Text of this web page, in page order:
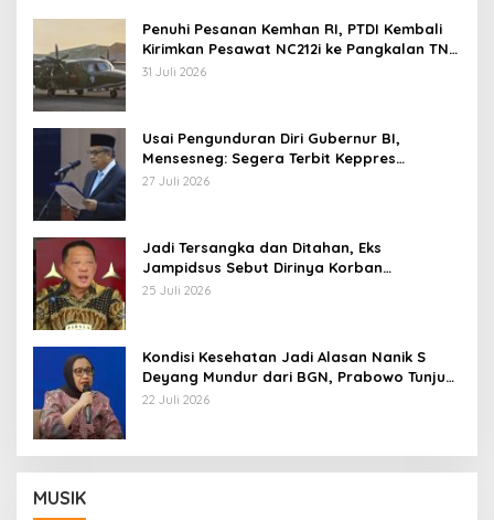
Penuhi Pesanan Kemhan RI, PTDI Kembali
Kirimkan Pesawat NC212i ke Pangkalan TNI
AU
31 Juli 2026
Usai Pengunduran Diri Gubernur BI,
Mensesneg: Segera Terbit Keppres
Pemberhentian dengan Hormat
27 Juli 2026
Jadi Tersangka dan Ditahan, Eks
Jampidsus Sebut Dirinya Korban
Kriminalisasi
25 Juli 2026
Kondisi Kesehatan Jadi Alasan Nanik S
Deyang Mundur dari BGN, Prabowo Tunjuk
Wamentan Sudaryono
22 Juli 2026
MUSIK